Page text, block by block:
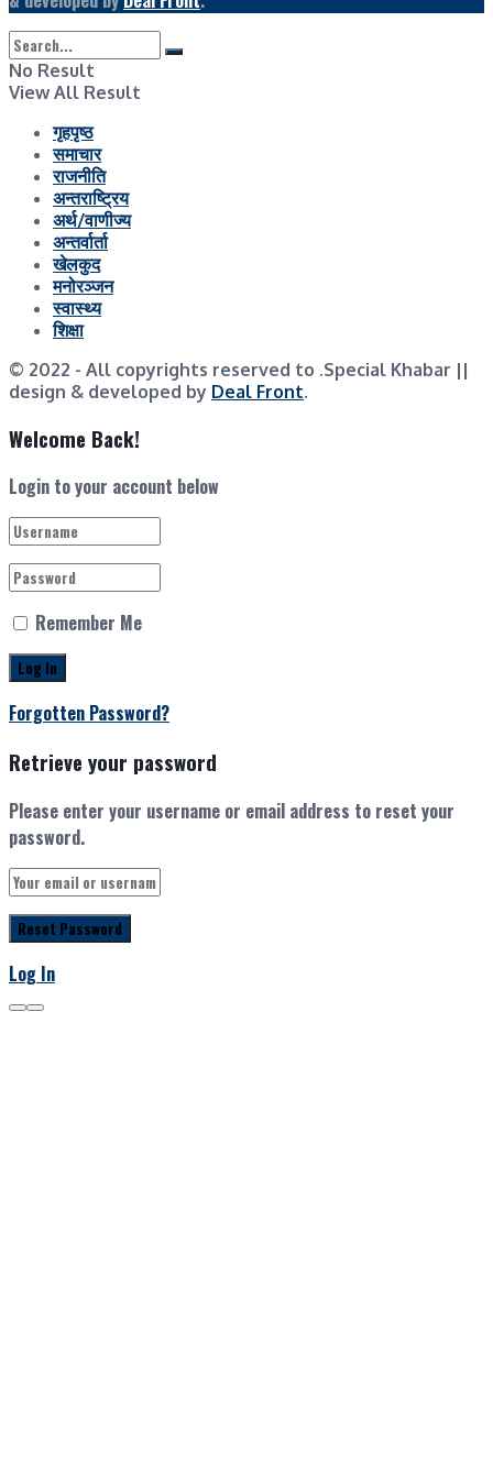
No Result
View All Result
गृहपृष्ठ
समाचार
राजनीति
अन्तराष्ट्रिय
अर्थ/वाणीज्य
अन्तर्वार्ता
खेलकुद
मनोरञ्जन
स्वास्थ्य
शिक्षा
© 2022 - All copyrights reserved to .Special Khabar ||
design & developed by Deal Front.
Welcome Back!
Login to your account below
Remember Me
Forgotten Password?
Retrieve your password
Please enter your username or email address to reset your
password.
Log In